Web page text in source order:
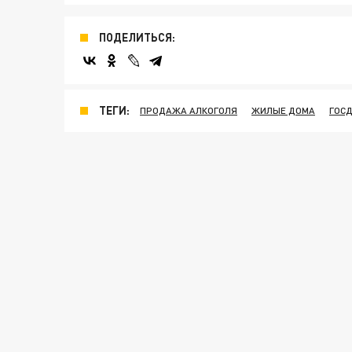
ПОДЕЛИТЬСЯ:
ТЕГИ: ПРОДАЖА АЛКОГОЛЯ ЖИЛЫЕ ДОМА